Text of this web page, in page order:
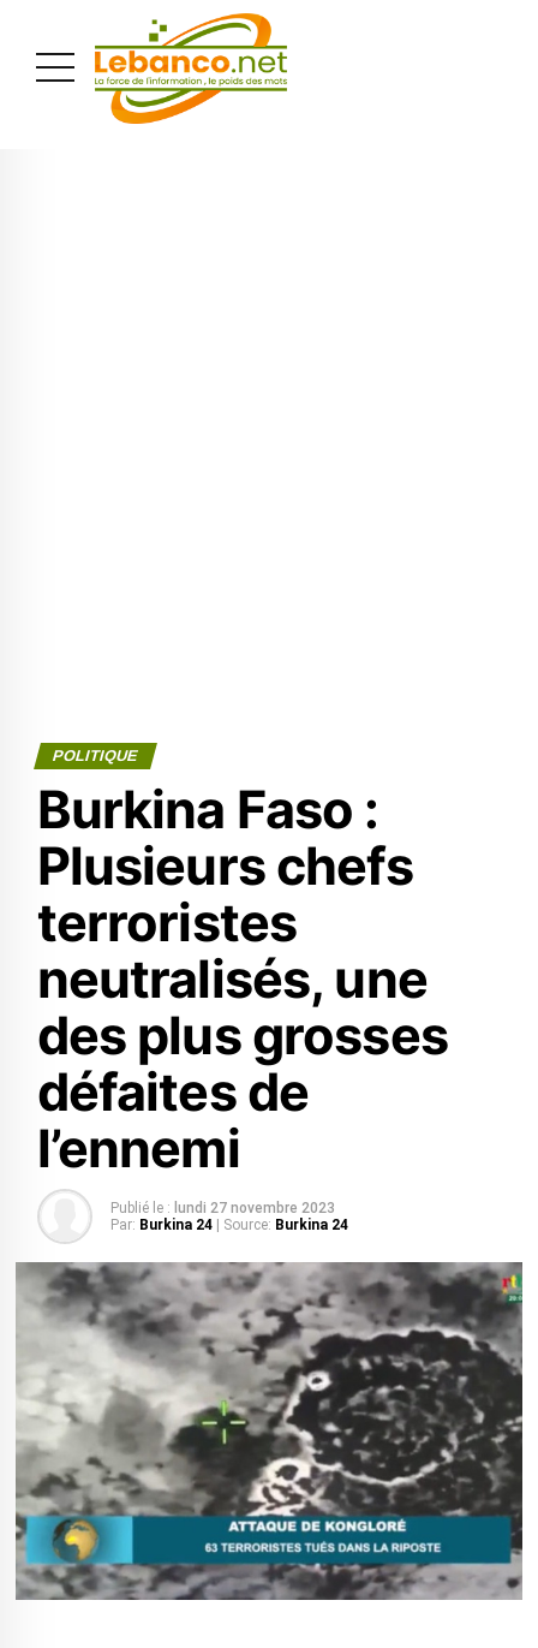
POLITIQUE
Burkina Faso :
Plusieurs chefs
terroristes
neutralisés, une
des plus grosses
défaites de
l’ennemi
Publié le : lundi 27 novembre 2023
Par: Burkina 24 | Source: Burkina 24